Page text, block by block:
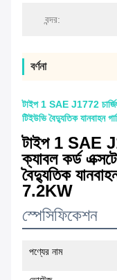
বন্দর:
বর্ণনা
টাইপ 1 SAE J1772
টিইউভি বৈদ্যুতিক যানবাহন
টাইপ 1 SAE
ক্যাবল কর্ড
বৈদ্যুতিক
7.2KW
স্পেসিফিকেশন
পণ্যের নাম